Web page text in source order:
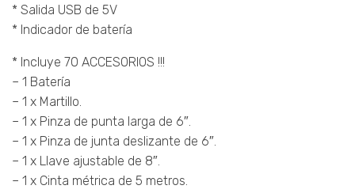
* Salida USB de 5V
* Indicador de batería
* Incluye 70 ACCESORIOS !!!
– 1 Batería
– 1 x Martillo.
– 1 x Pinza de punta larga de 6″.
– 1 x Pinza de junta deslizante de 6″.
– 1 x Llave ajustable de 8″.
– 1 x Cinta métrica de 5 metros.